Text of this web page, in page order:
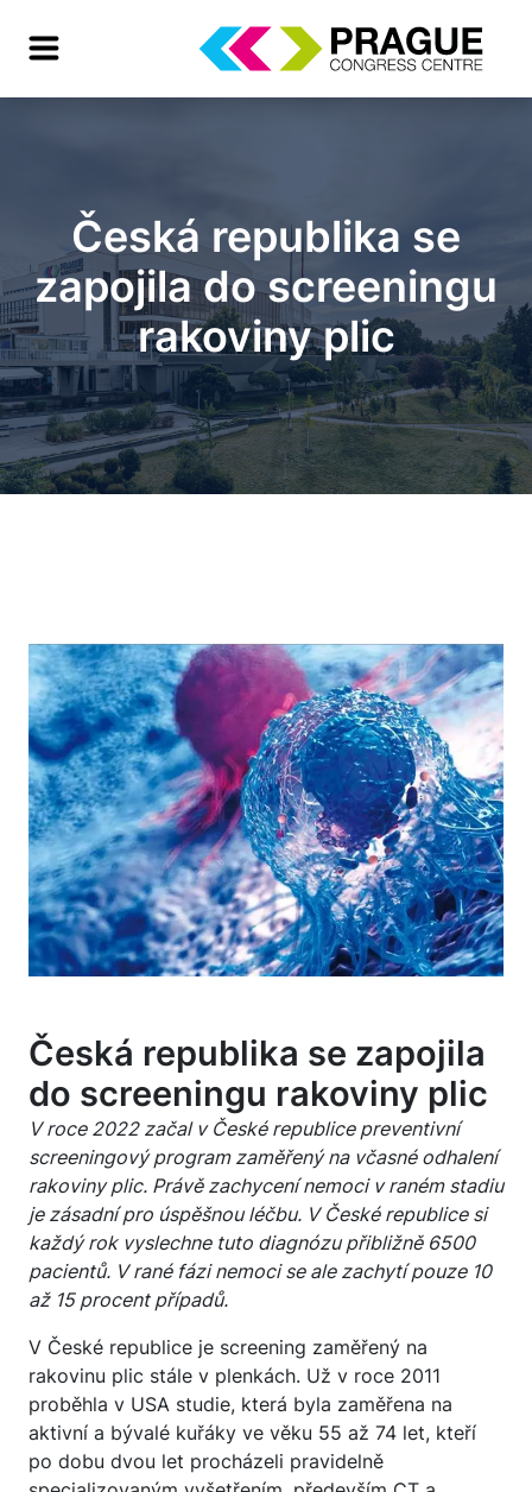
Česká republika se
zapojila do screeningu
rakoviny plic
Česká republika se zapojila
do screeningu rakoviny plic
V roce 2022 začal v České republice preventivní
screeningový program zaměřený na včasné odhalení
rakoviny plic. Právě zachycení nemoci v raném stadiu
je zásadní pro úspěšnou léčbu. V České republice si
každý rok vyslechne tuto diagnózu přibližně 6500
pacientů. V rané fázi nemoci se ale zachytí pouze 10
až 15 procent případů.
V České republice je screening zaměřený na
rakovinu plic stále v plenkách. Už v roce 2011
proběhla v USA studie, která byla zaměřena na
aktivní a bývalé kuřáky ve věku 55 až 74 let, kteří
po dobu dvou let procházeli pravidelně